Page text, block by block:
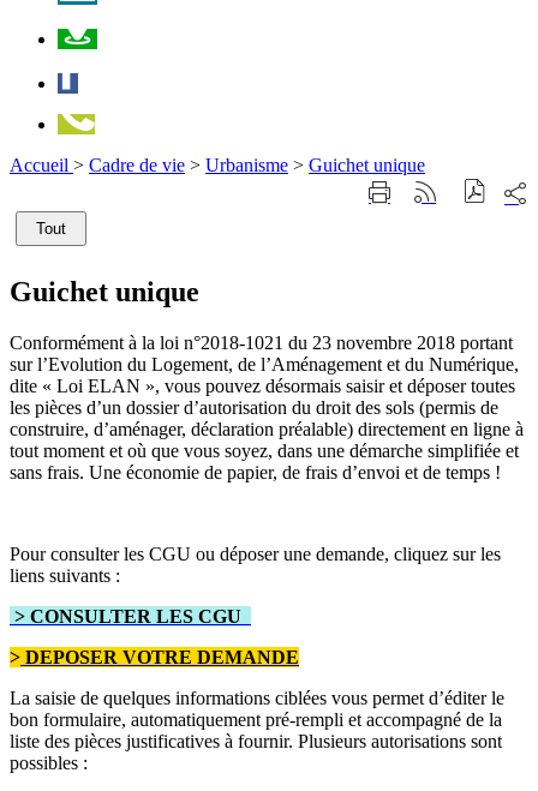
Accueil > Cadre de vie > Urbanisme > Guichet unique
ImprimerGénérer
sur
Tout
Guichet unique
Conformément à la loi n°2018-1021 du 23 novembre 2018 portant
sur l’Evolution du Logement, de l’Aménagement et du Numérique,
dite « Loi ELAN », vous pouvez désormais saisir et déposer toutes
les pièces d’un dossier d’autorisation du droit des sols (permis de
construire, d’aménager, déclaration préalable) directement en ligne à
tout moment et où que vous soyez, dans une démarche simplifiée et
sans frais. Une économie de papier, de frais d’envoi et de temps !
Pour consulter les CGU ou déposer une demande, cliquez sur les
liens suivants :
> CONSULTER LES CGU
> DEPOSER VOTRE DEMANDE
La saisie de quelques informations ciblées vous permet d’éditer le
bon formulaire, automatiquement pré-rempli et accompagné de la
liste des pièces justificatives à fournir. Plusieurs autorisations sont
possibles :